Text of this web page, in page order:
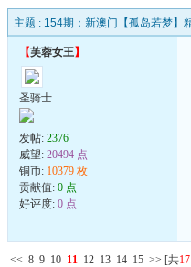
主题 : 154期：新澳门【孤岛若梦】
【芙蓉女王】
圣骑士
发帖: 2376
威望: 20494 点
铜币: 10379 枚
贡献值: 0 点
好评度: 0 点
<< 8 9 10 11 12 13 14 15 >> [共17